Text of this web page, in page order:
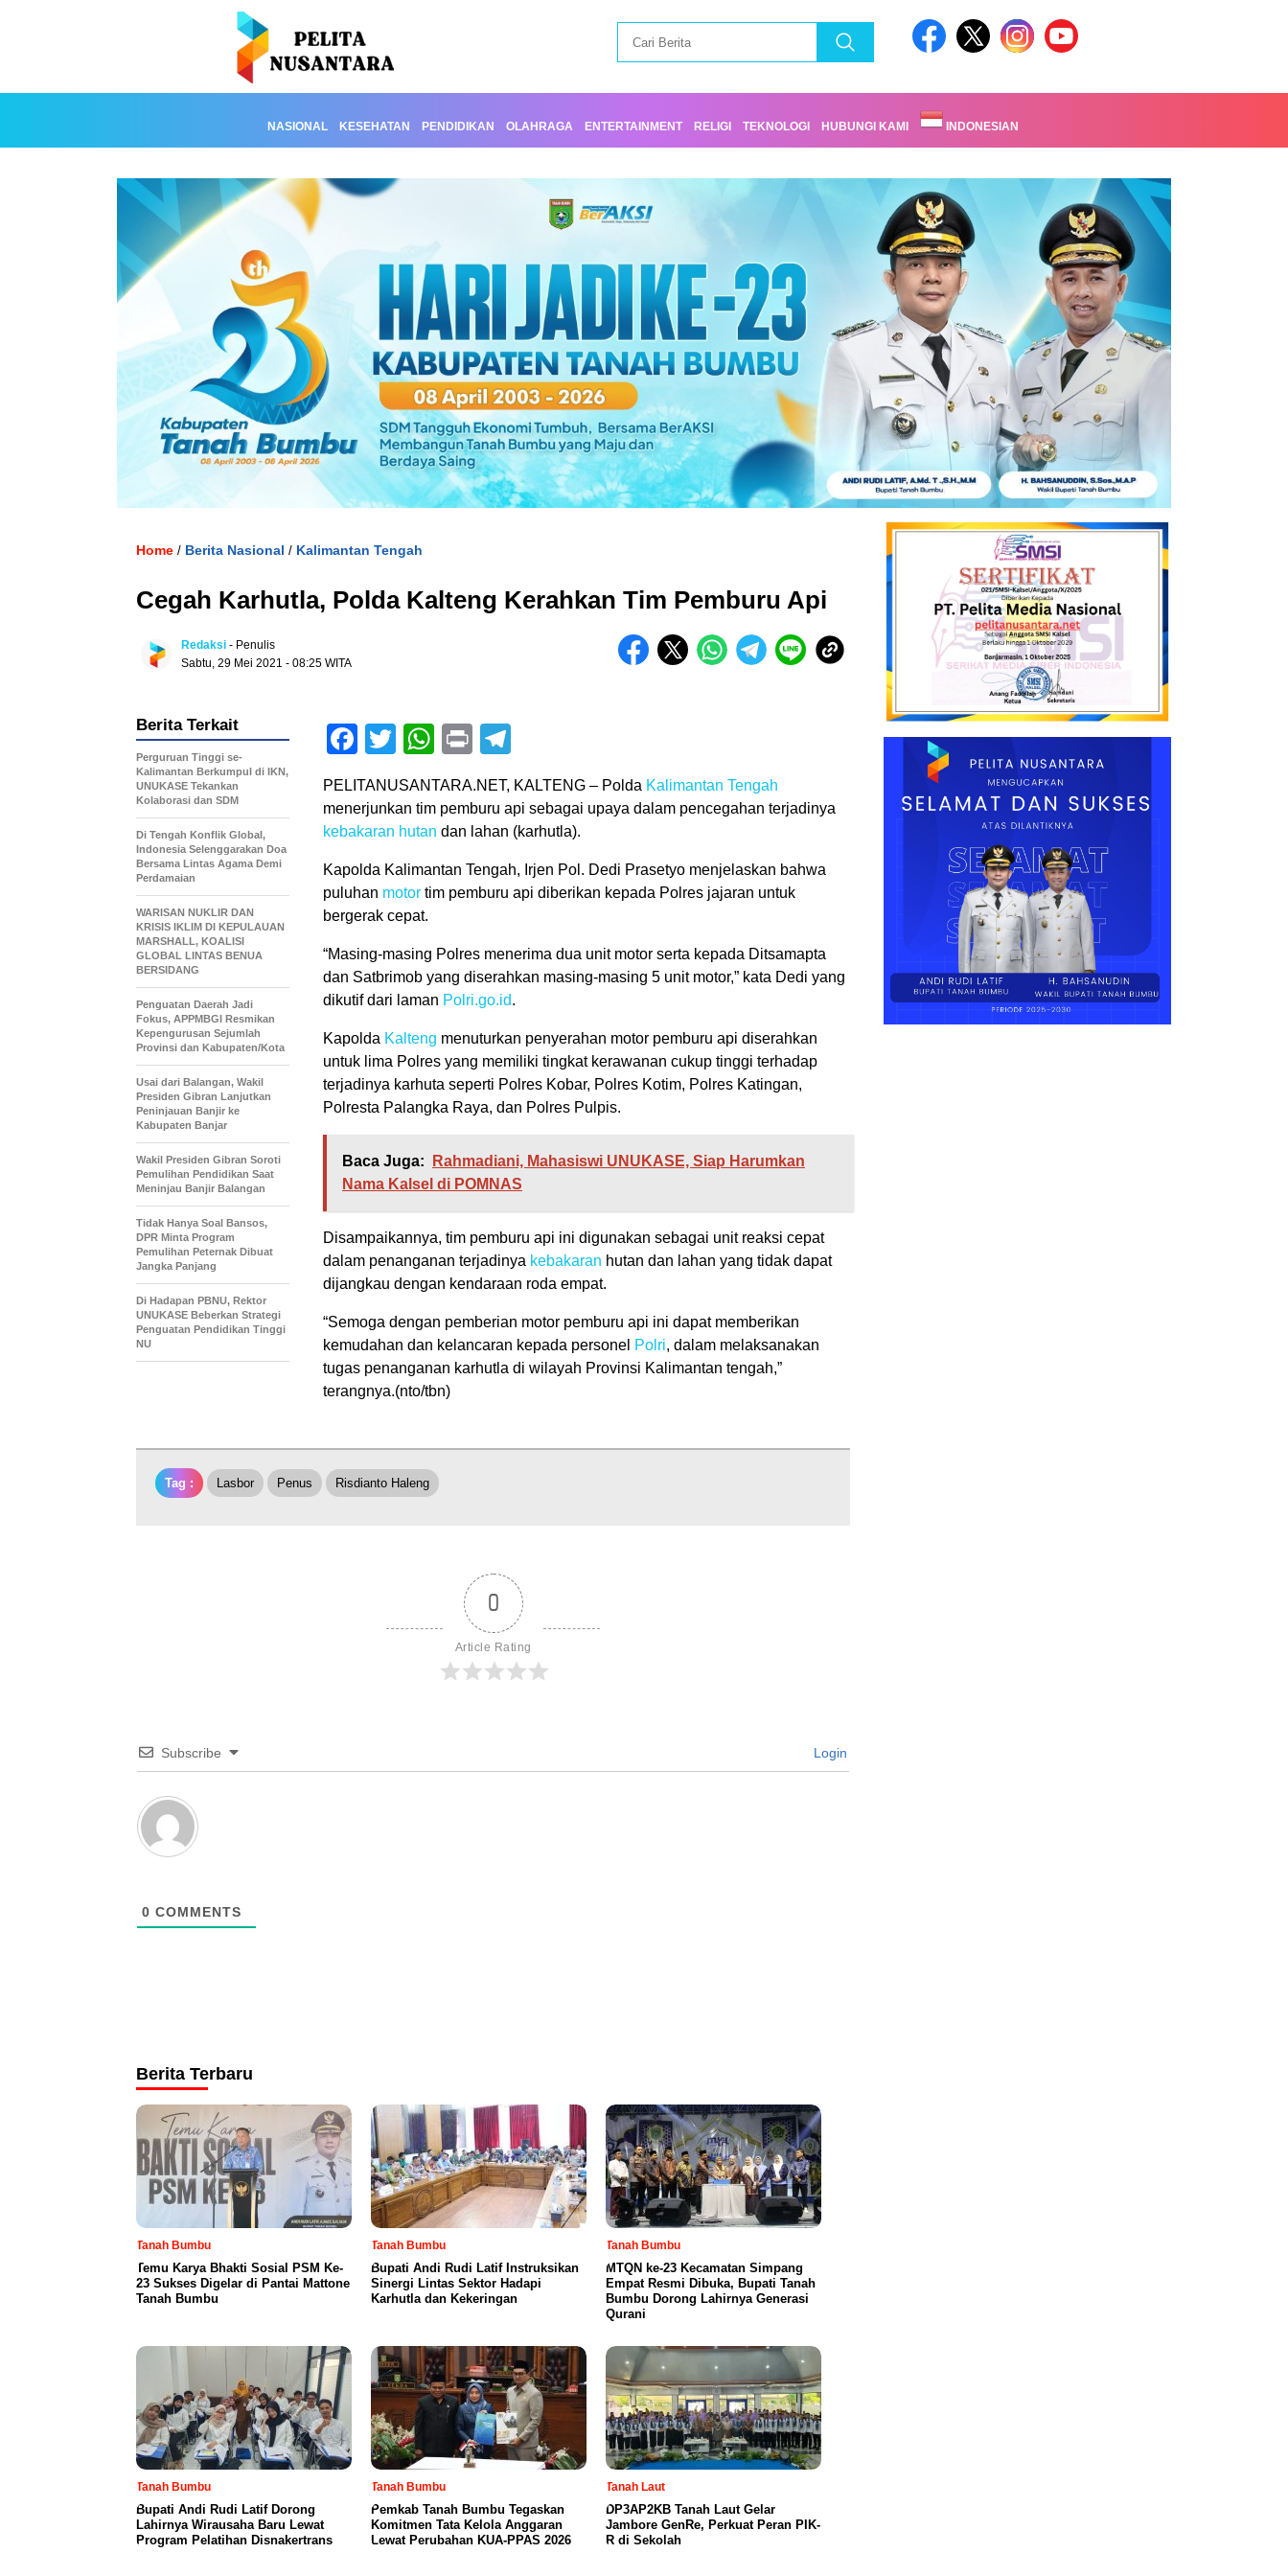
NASIONAL KESEHATAN PENDIDIKAN OLAHRAGA ENTERTAINMENT RELIGI TEKNOLOGI HUBUNGI KAMI INDONESIAN
Home / Berita Nasional / Kalimantan Tengah
Cegah Karhutla, Polda Kalteng Kerahkan Tim Pemburu Api
Redaksi - Penulis
Sabtu, 29 Mei 2021 - 08:25 WITA
Facebook
TwitterWhatsApp
Print
PELITANUSANTARA.NET, KALTENG – Polda Kalimantan Tengah
menerjunkan tim pemburu api sebagai upaya dalam pencegahan terjadinya
kebakaran hutan dan lahan (karhutla).
Kapolda Kalimantan Tengah, Irjen Pol. Dedi Prasetyo menjelaskan bahwa
puluhan motor tim pemburu api diberikan kepada Polres jajaran untuk
bergerak cepat.
“Masing-masing Polres menerima dua unit motor serta kepada Ditsamapta
dan Satbrimob yang diserahkan masing-masing 5 unit motor,” kata Dedi yang
dikutif dari laman Polri.go.id.
Kapolda Kalteng menuturkan penyerahan motor pemburu api diserahkan
untuk lima Polres yang memiliki tingkat kerawanan cukup tinggi terhadap
terjadinya karhuta seperti Polres Kobar, Polres Kotim, Polres Katingan,
Polresta Palangka Raya, dan Polres Pulpis.
Baca Juga:
Rahmadiani, Mahasiswi UNUKASE, Siap Harumkan
Nama Kalsel di POMNAS
Disampaikannya, tim pemburu api ini digunakan sebagai unit reaksi cepat
dalam penanganan terjadinya kebakaran hutan dan lahan yang tidak dapat
dijangkau dengan kendaraan roda empat.
“Semoga dengan pemberian motor pemburu api ini dapat memberikan
kemudahan dan kelancaran kepada personel Polri, dalam melaksanakan
tugas penanganan karhutla di wilayah Provinsi Kalimantan tengah,”
terangnya.(nto/tbn)
Berita Terkait
Perguruan Tinggi se-
Kalimantan Berkumpul di IKN,
UNUKASE Tekankan
Kolaborasi dan SDM
Di Tengah Konflik Global,
Indonesia Selenggarakan Doa
Bersama Lintas Agama Demi
Perdamaian
WARISAN NUKLIR DAN
KRISIS IKLIM DI KEPULAUAN
MARSHALL, KOALISI
GLOBAL LINTAS BENUA
BERSIDANG
Penguatan Daerah Jadi
Fokus, APPMBGI Resmikan
Kepengurusan Sejumlah
Provinsi dan Kabupaten/Kota
Usai dari Balangan, Wakil
Presiden Gibran Lanjutkan
Peninjauan Banjir ke
Kabupaten Banjar
Wakil Presiden Gibran Soroti
Pemulihan Pendidikan Saat
Meninjau Banjir Balangan
Tidak Hanya Soal Bansos,
DPR Minta Program
Pemulihan Peternak Dibuat
Jangka Panjang
Di Hadapan PBNU, Rektor
UNUKASE Beberkan Strategi
Penguatan Pendidikan Tinggi
NU
Tag : Lasbor Penus Risdianto Haleng
0
Article Rating
Subscribe Login
0 COMMENTS
Berita Terbaru
Tanah Bumbu
Temu Karya Bhakti Sosial PSM Ke-
23 Sukses Digelar di Pantai Mattone
Tanah Bumbu
Tanah Bumbu
Bupati Andi Rudi Latif Instruksikan
Sinergi Lintas Sektor Hadapi
Karhutla dan Kekeringan
Tanah Bumbu
MTQN ke-23 Kecamatan Simpang
Empat Resmi Dibuka, Bupati Tanah
Bumbu Dorong Lahirnya Generasi
Qurani
Tanah Bumbu
Bupati Andi Rudi Latif Dorong
Lahirnya Wirausaha Baru Lewat
Program Pelatihan Disnakertrans
Tanah Bumbu
Pemkab Tanah Bumbu Tegaskan
Komitmen Tata Kelola Anggaran
Lewat Perubahan KUA-PPAS 2026
Tanah Laut
DP3AP2KB Tanah Laut Gelar
Jambore GenRe, Perkuat Peran PIK-
R di Sekolah